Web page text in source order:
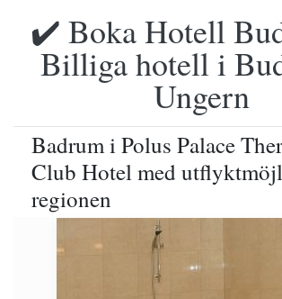
✔️ Boka Hotell
Billiga hotell i
Ungern
Badrum i Polus Palace
Club Hotel med
regionen